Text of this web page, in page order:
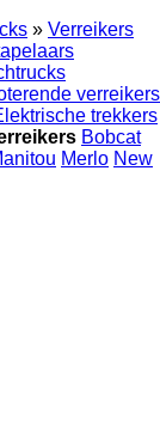
» Verreikers
verreikers
trekkers
Bobcat
Merlo New